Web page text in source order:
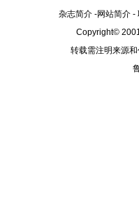
杂志简介-网站简介-
Copyright©
转载需注明来源